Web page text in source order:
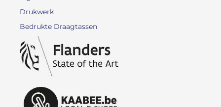
Drukwerk
Bedrukte Draagtassen